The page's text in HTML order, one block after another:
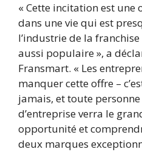
« Cette incitation est
dans une vie qui est
l’industrie de la
aussi populaire », a
Fransmart. « Les
manquer cette offre –
jamais, et toute
d’entreprise verra le
opportunité et
deux marques